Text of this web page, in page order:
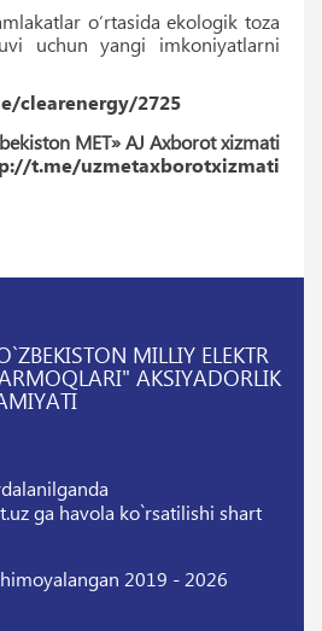
o‘rtasida ekologik toza
uchun yangi imkoniyatlarni
clearenergy/2725
MET» AJ Axborot xizmati
t.me/uzmetaxborotxizmati
MILLIY ELEKTR
AKSIYADORLIK
ga havola ko`rsatilishi shart
2019 - 2026